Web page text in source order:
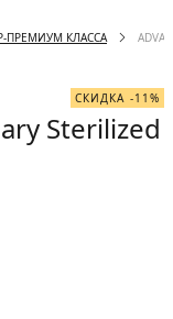
ПРЕМИУМ КЛАССА
СКИДКА -11%
Sterilized